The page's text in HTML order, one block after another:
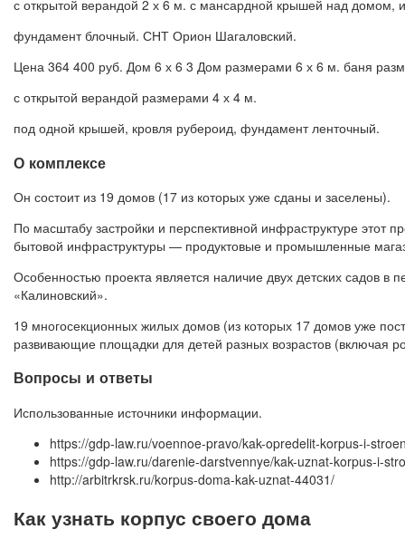
с открытой верандой 2 х 6 м. с мансардной крышей над домом,
фундамент блочный. СНТ Орион Шагаловский.
Цена 364 400 руб. Дом 6 х 6 3 Дом размерами 6 х 6 м. баня
с открытой верандой размерами 4 х 4 м.
под одной крышей, кровля рубероид, фундамент ленточный.
О комплексе
Он состоит из 19 домов (17 из которых уже сданы и заселены).
По масштабу застройки и перспективной инфраструктуре этот
бытовой инфраструктуры — продуктовые и промышленные
Особенностью проекта является наличие двух детских садов
«Калиновский».
19 многосекционных жилых домов (из которых 17 домов уже
развивающие площадки для детей разных возрастов (включая
Вопросы и ответы
Использованные источники информации.
https://gdp-law.ru/voennoe-pravo/kak-opredelit-korpus-i-
https://gdp-law.ru/darenie-darstvennye/kak-uznat-korpus-i-
http://arbitrkrsk.ru/korpus-doma-kak-uznat-44031/
Как узнать корпус своего дома